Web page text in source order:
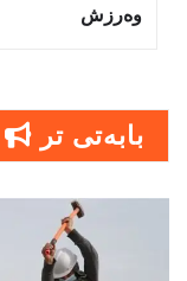
وەرزش
بابەتى تر